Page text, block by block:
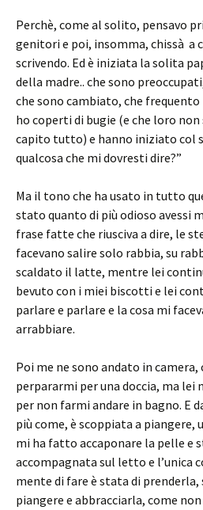
Perchè, come al solito, pensavo
genitori e poi, insomma, chissà a
scrivendo. Ed è iniziata la solita
della madre.. che sono
che sono cambiato, che
ho coperti di bugie (e che loro non
capito tutto) e hanno iniziato col
qualcosa che mi dovresti dire?”
Ma il tono che ha usato in tutto
stato quanto di più odioso avessi
frase fatte che riusciva a dire, le
facevano salire solo rabbia, su
scaldato il latte, mentre lei
bevuto con i miei biscotti e lei
parlare e parlare e la cosa mi
arrabbiare.
Poi me ne sono andato in camera,
perpararmi per una doccia, ma lei
per non farmi andare in bagno. E
più come, è scoppiata a piangere,
mi ha fatto accaponare la pelle e
accompagnata sul letto e l’unica
mente di fare è stata di prenderla,
piangere e abbracciarla, come